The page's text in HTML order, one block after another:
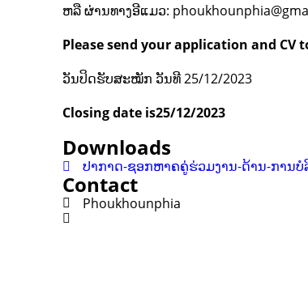
ຫລື ຜ່ານທາງອີແມວ:
Please send your application and
ວັນປິດຮັບສະໝັກ ວັນທີ 25/12/2023
Closing date is25/12/2023
Downloads
ປາກາດ-ຊອກຫາຄຄູ່ຮ່ວມງານ-ດ້ານ-ການ
Contact
Phoukhounphia